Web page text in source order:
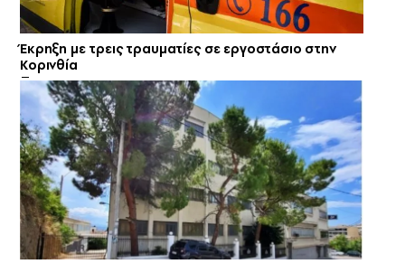
Έκρηξη με τρεις τραυματίες σε εργοστάσιο στην
Κορινθία